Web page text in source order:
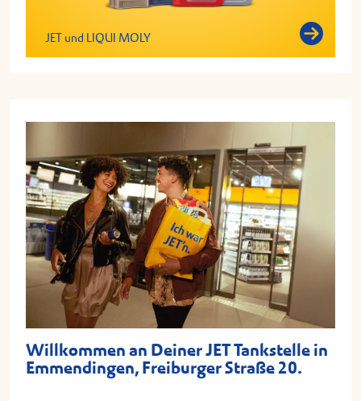
JET und LIQUI MOLY
Willkommen an Deiner JET Tankstelle in
Emmendingen, Freiburger Straße 20.